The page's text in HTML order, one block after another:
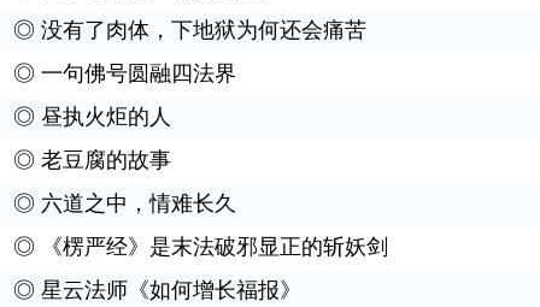
◎ 没有了肉体，下地狱为何还会痛苦
◎ 一句佛号圆融四法界
◎ 昼执火炬的人
◎ 老豆腐的故事
◎ 六道之中，情难长久
◎
《楞严经》是末法破邪显正的斩妖剑
◎ 星云法师《如何增长福报》